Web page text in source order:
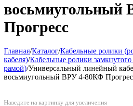
восьмиугольный
Прогресс
Главная/Каталог/Кабельные ролики
кабеля)/Кабельные ролики
рамой)/Универсальный линейный
восьмиугольный ВРУ 4-80КФ
Наведите на картинку для увеличения